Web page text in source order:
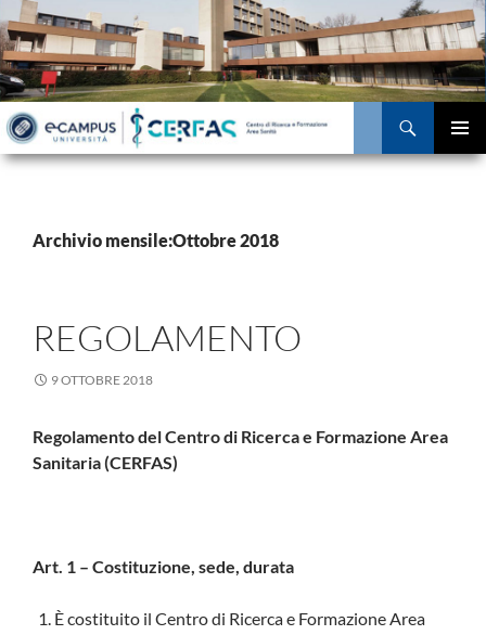
Vai
al
contenuto
Cerca
MENU
Archivio mensile:Ottobre 2018
REGOLAMENTO
9 OTTOBRE 2018
Regolamento delCentro di Ricerca e Formazione Area
Sanitaria (CERFAS)
Art. 1 – Costituzione, sede, durata
È costituito il Centro di Ricerca e Formazione Area